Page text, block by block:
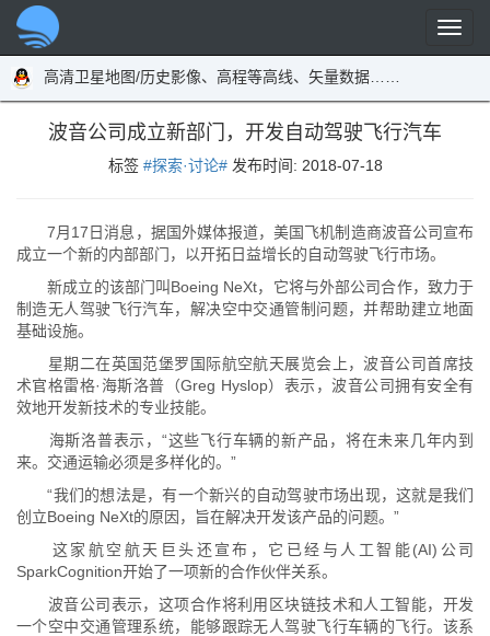
高清卫星地图/历史影像、高程等高线、矢量数据……
波音公司成立新部门，开发自动驾驶飞行汽车
标签 #探索·讨论# 发布时间: 2018-07-18
7月17日消息，据国外媒体报道，美国飞机制造商波音公司宣布
成立一个新的内部部门，以开拓日益增长的自动驾驶飞行市场。
新成立的该部门叫Boeing NeXt，它将与外部公司合作，致力于
制造无人驾驶飞行汽车，解决空中交通管制问题，并帮助建立地面
基础设施。
星期二在英国范堡罗国际航空航天展览会上，波音公司首席技
术官格雷格·海斯洛普（Greg Hyslop）表示，波音公司拥有安全有
效地开发新技术的专业技能。
海斯洛普表示，“这些飞行车辆的新产品，将在未来几年内到
来。交通运输必须是多样化的。”
“我们的想法是，有一个新兴的自动驾驶市场出现，这就是我们
创立Boeing NeXt的原因，旨在解决开发该产品的问题。”
这家航空航天巨头还宣布，它已经与人工智能(AI)公司
SparkCognition开始了一项新的合作伙伴关系。
波音公司表示，这项合作将利用区块链技术和人工智能，开发
一个空中交通管理系统，能够跟踪无人驾驶飞行车辆的飞行。该系